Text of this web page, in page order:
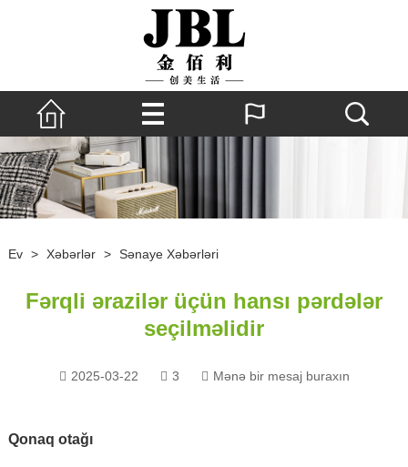
Ev > Xəbərlər > Sənaye Xəbərləri
Fərqli ərazilər üçün hansı pərdələr
seçilməlidir
2025-03-22 3 Mənə bir mesaj buraxın
Qonaq otağı